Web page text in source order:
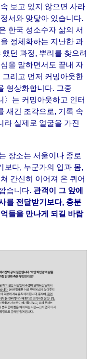
보고 있지 않으면 사라
서와 맞닿아 있습니다.
한국 성소수자 삶의 서
정체화하는 지난한 과
던 과정, 뿌리를 찾으려
을 말하면서도 끝내 자
리고 먼저 커밍아웃한
형상화합니다. 그중
〉는 커밍아웃하고 인터
새긴 조각으로, 기록 속
라 실제로 얼굴을 가진
장소는 서울이나 종로
보다, 누군가의 입과 몸,
간신히 이어져 온 퀴어
습니다. 관객이 그 앞에
를 전달받기보다, 충분
들을 만나게 되길 바랍